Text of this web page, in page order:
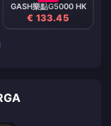
GASH樂點G5000 HK
€ 133.45